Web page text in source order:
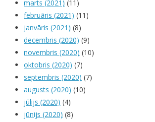
marts (2021) (11)
februāris (2021) (11)
janvāris (2021) (8)
decembris (2020) (9)
novembris (2020) (10)
oktobris (2020) (7)
septembris (2020) (7)
augusts (2020) (10)
jūlijs (2020) (4)
jūnijs (2020) (8)